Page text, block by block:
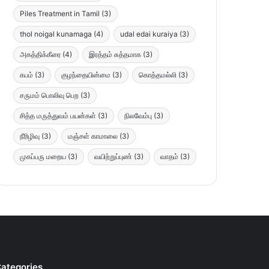
Piles Treatment in Tamil (3)
thol noigal kunamaga (4) udal edai kuraiya (3)
அகத்திக்கீரை (4) இரத்தம் சுத்தமாக (3)
கபம் (3) குழந்தையின்மை (3) கொத்தமல்லி (3)
சருமம் பொலிவு பெற (3)
சித்த மருத்துவம் பயன்கள் (3) நிலவேம்பு (3)
நீரிழிவு (3) மஞ்சள் காமாலை (3)
முகப்பரு மறைய (3) வயிற்றுப்புண் (3) வாதம் (3)